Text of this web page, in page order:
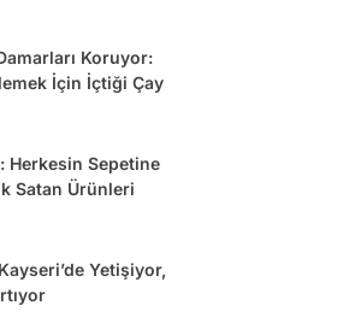
Koruyor:
İçin İçtiği Çay
Herkesin Sepetine
Satan Ürünleri
Yetişiyor,